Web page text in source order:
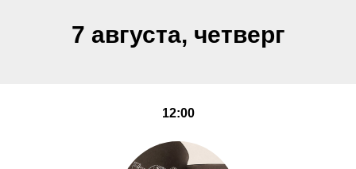
7 августа, четверг
12:00